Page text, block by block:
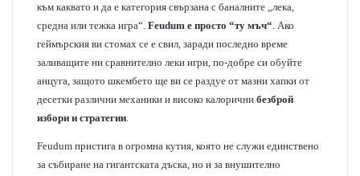
към каквато и да е категория свързана с баналните „лека,
средна или тежка игра“. Feudum е просто “ту мъч“. Ако
геймърския ви стомах се е свил, заради последно време
заливащите ни сравнително леки игри, по-добре си обуйте
анцуга, защото шкембето ще ви се раздуе от мазни хапки от
десетки различни механики и високо калорични безброй
избори и стратегии.
Feudum пристига в огромна кутия, която не служи единствено
за събиране на гигантската дъска, но и за внушително